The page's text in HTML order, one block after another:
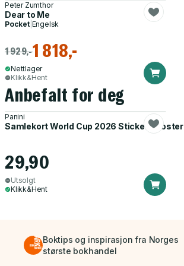
Peter Zumthor
Dear to Me
Pocket| Engelsk
1 929,-1 818,-
Nettlager
Klikk&Hent
Anbefalt for deg
Panini
Samlekort World Cup 2026 Sticker Booster
29,90
Utsolgt
Klikk&Hent
Boktips og inspirasjon fra Norges
største bokhandel